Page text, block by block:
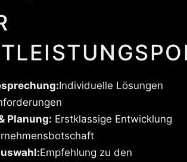
Individuelle Lösungen
Planung: Erstklassige Entwicklung
Empfehlung zu den